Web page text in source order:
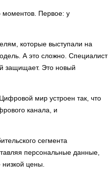
моментов. Первое: у
которые выступали на
А это сложно. Специалист
защищает. Это новый
мир устроен так, что
канала, и
сегмента
персональные данные,
цены.